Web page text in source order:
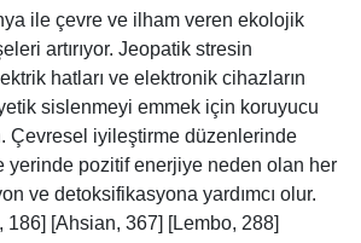
ile çevre ve ilham veren ekolojik
artırıyor. Jeopatik stresin
hatları ve elektronik cihazların
sislenmeyi emmek için koruyucu
Çevresel iyileştirme düzenlerinde
yerinde pozitif enerjiye neden olan her
ve detoksifikasyona yardımcı olur.
186] [Ahsian, 367] [Lembo, 288]